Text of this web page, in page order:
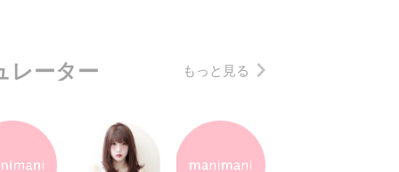
レーター もっと見る